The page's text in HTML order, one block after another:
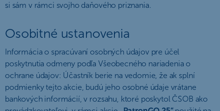
si sám v rámci svojho daňového priznania.
Osobitné ustanovenia
Informácia o spracúvaní osobných údajov pre účel
poskytnutia odmeny podľa Všeobecného nariadenia o
ochrane údajov: Účastník berie na vedomie, že ak splní
podmienky tejto akcie, budú jeho osobné údaje vrátane
bankových informácií, v rozsahu, ktoré poskytol ČSOB ako